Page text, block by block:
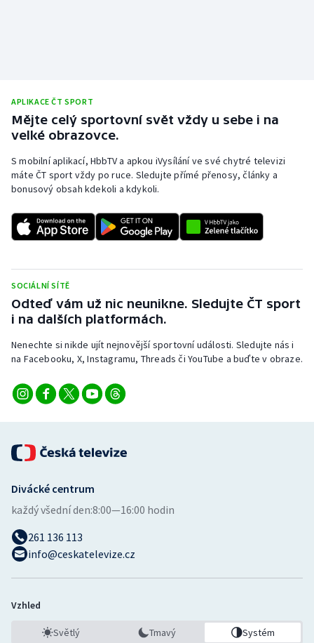
APLIKACE ČT SPORT
Mějte celý sportovní svět vždy u sebe i na
velké obrazovce.
S mobilní aplikací, HbbTV a apkou iVysílání ve své chytré televizi
máte ČT sport vždy po ruce. Sledujte přímé přenosy, články a
bonusový obsah kdekoli a kdykoli.
SOCIÁLNÍ SÍTĚ
Odteď vám už nic neunikne. Sledujte ČT sport
i na dalších platformách.
Nenechte si nikde ujít nejnovější sportovní události. Sledujte nás i
na Facebooku, X, Instagramu, Threads či YouTube a buďte v obraze.
Divácké centrum
každý všední den:8:00—16:00 hodin
261 136 113
info@ceskatelevize.cz
Vzhled
Světlý Tmavý Systém